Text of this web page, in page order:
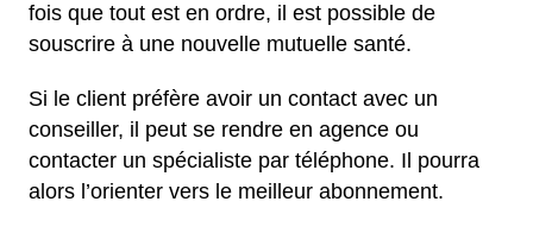
fois que tout est en ordre, il est possible de
souscrire à une nouvelle mutuelle santé.
Si le client préfère avoir un contact avec un
conseiller, il peut se rendre en agence ou
contacter un spécialiste par téléphone. Il pourra
alors l’orienter vers le meilleur abonnement.